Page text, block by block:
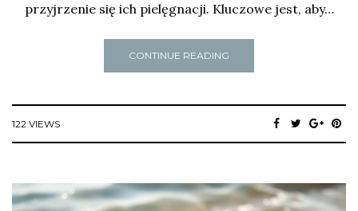
przyjrzenie się ich pielęgnacji. Kluczowe jest, aby…
CONTINUE READING
122 VIEWS